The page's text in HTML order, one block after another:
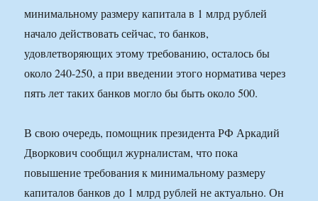
минимальному размеру капитала в 1 млрд рублей
начало действовать сейчас, то банков,
удовлетворяющих этому требованию, осталось бы
около 240-250, а при введении этого норматива через
пять лет таких банков могло бы быть около 500.
В свою очередь, помощник президента РФ Аркадий
Дворкович сообщил журналистам, что пока
повышение требования к минимальному размеру
капиталов банков до 1 млрд рублей не актуально. Он